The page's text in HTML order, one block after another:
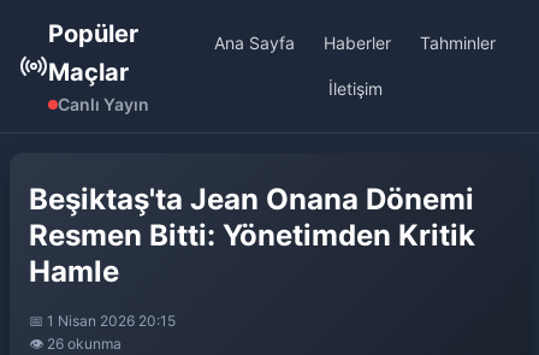
Popüler
Maçlar
Canlı Yayın
Ana Sayfa Haberler Tahminler
İletişim
Beşiktaş'ta Jean Onana Dönemi
Resmen Bitti: Yönetimden Kritik
Hamle
📅 1 Nisan 2026 20:15
👁️ 26 okunma